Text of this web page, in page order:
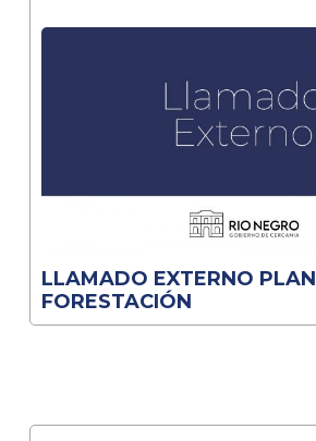
LLAMADO EXTERNO
FORESTACIÓN